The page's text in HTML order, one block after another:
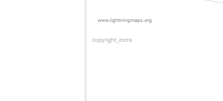
copyright_extra